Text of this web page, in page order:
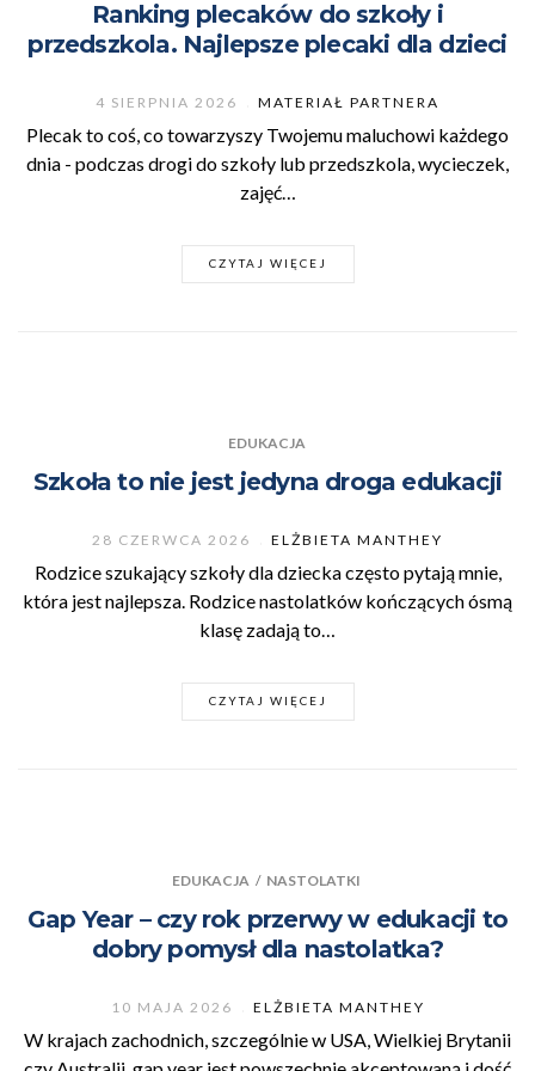
Ranking plecaków do szkoły i
przedszkola. Najlepsze plecaki dla dzieci
4 SIERPNIA 2026 MATERIAŁ PARTNERA
Plecak to coś, co towarzyszy Twojemu maluchowi każdego
dnia - podczas drogi do szkoły lub przedszkola, wycieczek,
zajęć…
CZYTAJ WIĘCEJ
EDUKACJA
Szkoła to nie jest jedyna droga edukacji
28 CZERWCA 2026 ELŻBIETA MANTHEY
Rodzice szukający szkoły dla dziecka często pytają mnie,
która jest najlepsza. Rodzice nastolatków kończących ósmą
klasę zadają to…
CZYTAJ WIĘCEJ
EDUKACJA / NASTOLATKI
Gap Year – czy rok przerwy w edukacji to
dobry pomysł dla nastolatka?
10 MAJA 2026 ELŻBIETA MANTHEY
W krajach zachodnich, szczególnie w USA, Wielkiej Brytanii